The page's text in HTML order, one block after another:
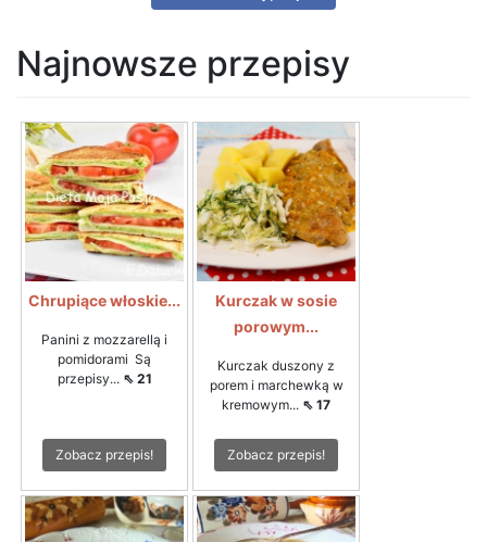
Najnowsze przepisy
Chrupiące włoskie...
Panini z mozzarellą i
pomidorami Są
przepisy... ⇖ 21
Zobacz przepis!
Kurczak w sosie
porowym...
Kurczak duszony z
porem i marchewką w
kremowym... ⇖ 17
Zobacz przepis!